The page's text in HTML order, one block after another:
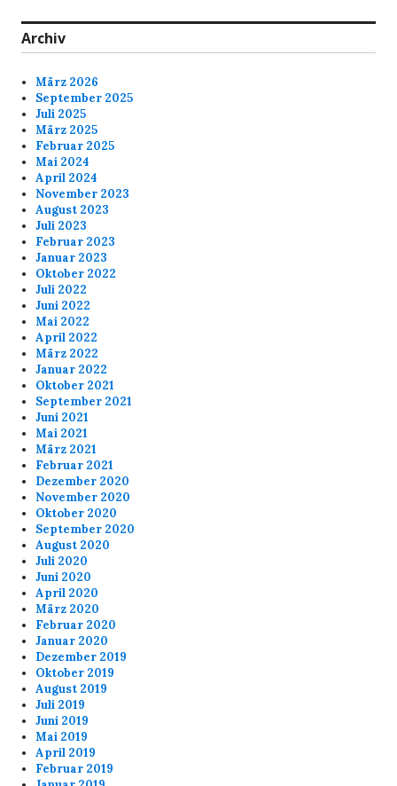
Archiv
März 2026
September 2025
Juli 2025
März 2025
Februar 2025
Mai 2024
April 2024
November 2023
August 2023
Juli 2023
Februar 2023
Januar 2023
Oktober 2022
Juli 2022
Juni 2022
Mai 2022
April 2022
März 2022
Januar 2022
Oktober 2021
September 2021
Juni 2021
Mai 2021
März 2021
Februar 2021
Dezember 2020
November 2020
Oktober 2020
September 2020
August 2020
Juli 2020
Juni 2020
April 2020
März 2020
Februar 2020
Januar 2020
Dezember 2019
Oktober 2019
August 2019
Juli 2019
Juni 2019
Mai 2019
April 2019
Februar 2019